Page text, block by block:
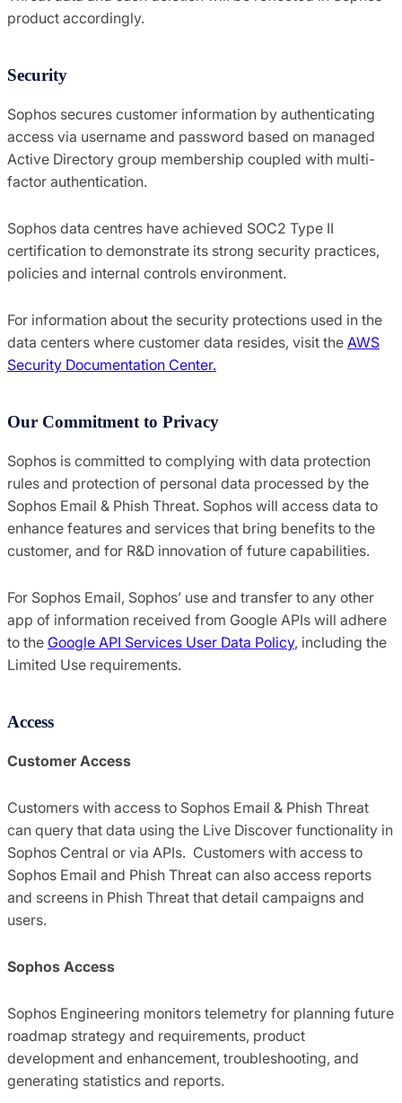
product accordingly.
Security
Sophos secures customer information by authenticating
access via username and password based on managed
Active Directory group membership coupled with multi-
factor authentication.
Sophos data centres have achieved SOC2 Type II
certification to demonstrate its strong security practices,
policies and internal controls environment.
For information about the security protections used in the
data centers where customer data resides, visit the AWS
Security Documentation Center.
Our Commitment to Privacy
Sophos is committed to complying with data protection
rules and protection of personal data processed by the
Sophos Email & Phish Threat. Sophos will access data to
enhance features and services that bring benefits to the
customer, and for R&D innovation of future capabilities.
For Sophos Email, Sophos’ use and transfer to any other
app of information received from Google APIs will adhere
to the Google API Services User Data Policy, including the
Limited Use requirements.
Access
Customer Access
Customers with access to Sophos Email & Phish Threat
can query that data using the Live Discover functionality in
Sophos Central or via APIs. Customers with access to
Sophos Email and Phish Threat can also access reports
and screens in Phish Threat that detail campaigns and
users.
Sophos Access
Sophos Engineering monitors telemetry for planning future
roadmap strategy and requirements, product
development and enhancement, troubleshooting, and
generating statistics and reports.